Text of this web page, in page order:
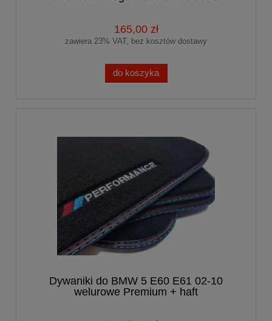
165,00 zł
zawiera 23% VAT, bez kosztów dostawy
do koszyka
Dywaniki do BMW 5 E60 E61 02-10
welurowe Premium + haft